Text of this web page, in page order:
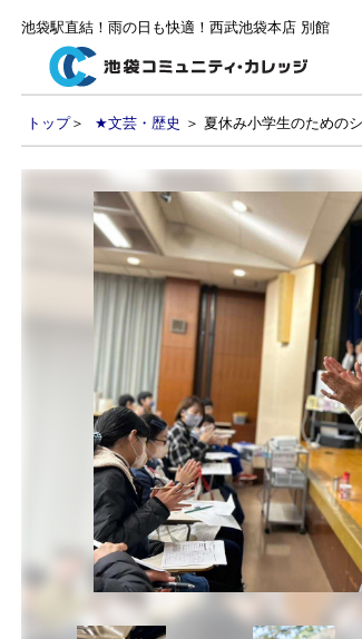
池袋駅直結！雨の日も快適！西武池袋本店 別館
トップ＞ ★文芸・歴史 ＞ 夏休み小学生のための